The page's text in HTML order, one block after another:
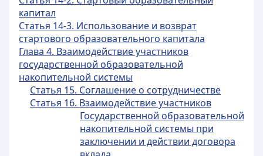
капитал
Статья 14-3. Использование и возврат
стартового образовательного капитала
Глава 4. Взаимодействие участников
государственной образовательной
накопительной системы
Статья 15. Соглашение о сотрудничестве
Статья 16. Взаимодействие участников
Государственной образовательной
накопительной системы при
заключении и действии договора